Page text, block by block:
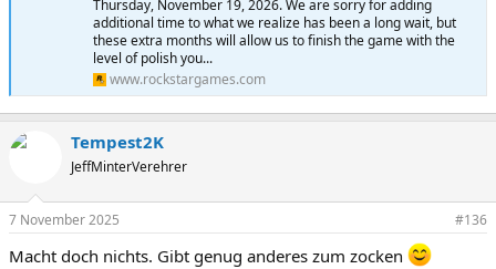
Thursday, November 19, 2026. We are sorry for adding
additional time to what we realize has been a long wait, but
these extra months will allow us to finish the game with the
level of polish you...
www.rockstargames.com
Tempest2K
JeffMinterVerehrer
7 November 2025 #136
Macht doch nichts. Gibt genug anderes zum zocken